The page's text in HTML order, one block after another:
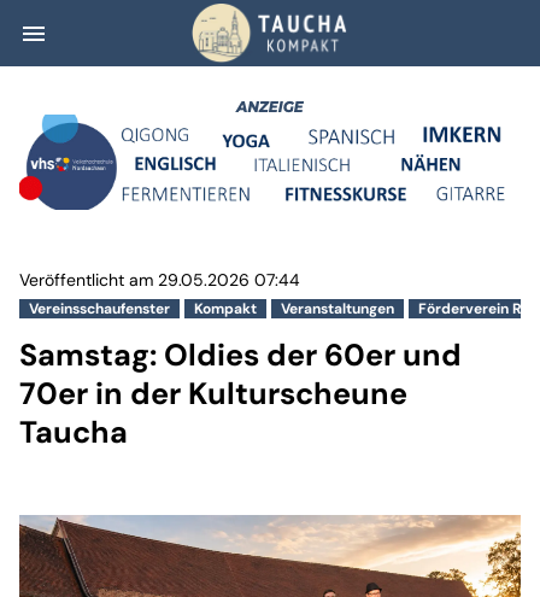
menu Samstag:
Vereinsschaufenster Kompakt Veranstaltungen Förderverein
Veröffentlicht am 29.05.2026 07:44
Samstag: Oldies der 60er und
70er in der Kulturscheune
Taucha